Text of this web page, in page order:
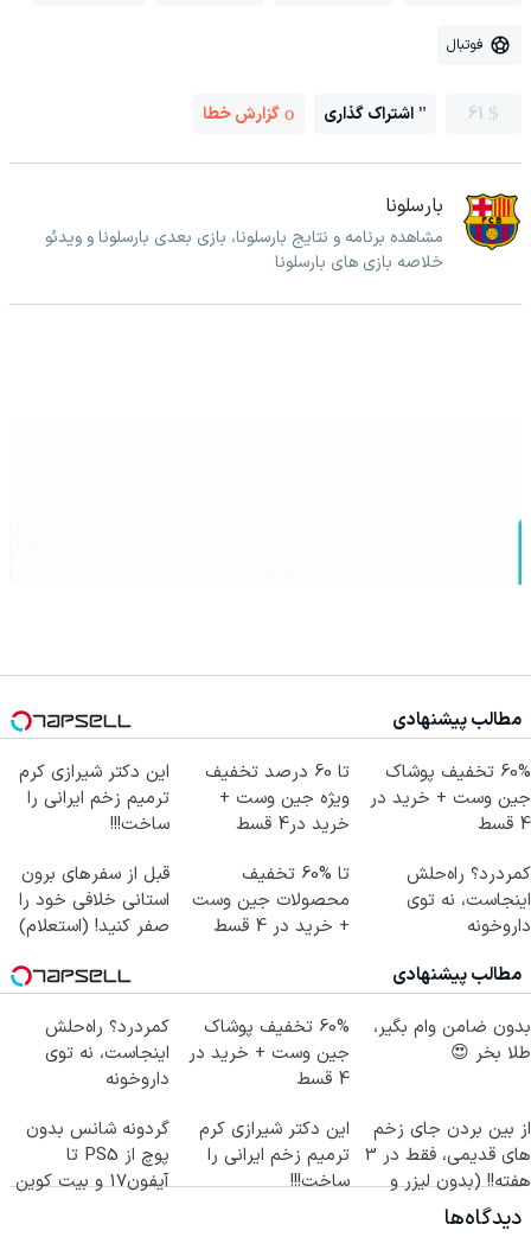
فوتبال
61 اشتراک گذاری گزارش خطا
بارسلونا
مشاهده برنامه و نتایج بارسلونا، بازی بعدی بارسلونا و ویدئو
خلاصه بازی های بارسلونا
مطالب پیشنهادی
60% تخفیف پوشاک
جین وست + خرید در
4 قسط
تا 60 درصد تخفیف
ویژه جین وست +
خرید در4 قسط
این دکتر شیرازی کرم
ترمیم زخم ایرانی را
ساخت!!!
کمردرد؟ راه‌حلش
اینجاست، نه توی
داروخونه
تا %60 تخفیف
محصولات جین وست
+ خرید در 4 قسط
قبل از سفرهای برون
استانی خلافی خود را
صفر کنید! (استعلام)
مطالب پیشنهادی
بدون ضامن وام بگیر،
طلا بخر 😍
60% تخفیف پوشاک
جین وست + خرید در
4 قسط
کمردرد؟ راه‌حلش
اینجاست، نه توی
داروخونه
از بین بردن جای زخم
های قدیمی، فقط در 3
هفته!! (بدون لیزر و
جراحی)
این دکتر شیرازی کرم
ترمیم زخم ایرانی را
ساخت!!!
گردونه شانس بدون
پوچ از PS5 تا
آیفون17 و بیت کوین
دیدگاه‌ها